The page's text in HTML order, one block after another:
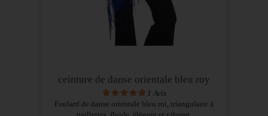
ceinture de danse orientale bleu roy
1 Avis
Foulard de danse orientale bleu roi, triangulaire à